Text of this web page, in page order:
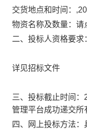
交货地点和时间：
物资名称及数量：请
二、投标人资格要求
详见招标文件
三、投标截止时间
管理平台成功递交所
四、网上投标方法：